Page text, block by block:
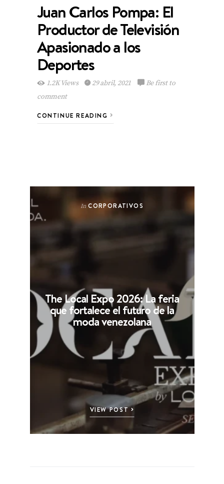
Juan Carlos Pompa: El
Productor de Televisión
Apasionado a los
Deportes
1.2K Views 29 abril, 2021
Be first to
comment
CONTINUE READING
In CORPORATIVOS
The Local Expo 2026: La feria
que fortalece el futuro de la
moda venezolana
VIEW POST